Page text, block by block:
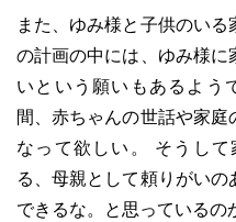
また、ゆみ様と子供のい
の計画の中には、ゆみ様に
いという願いもあるよう
間、赤ちゃんの世話や家
なって欲しい。 そうし
る、母親として頼りがい
できるな。と思っているの